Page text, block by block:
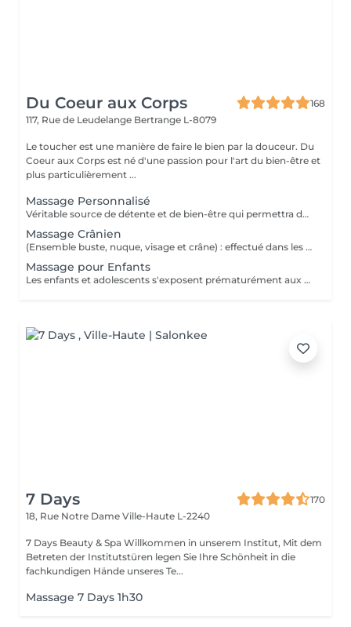
Du Coeur aux Corps
168
117, Rue de Leudelange Bertrange L-8079
Le toucher est une manière de faire le bien par la douceur. Du
Coeur aux Corps est né d'une passion pour l'art du bien-être et
plus particulièrement ...
Massage Personnalisé
Véritable source de détente et de bien-être qui permettra de retirer les noeuds musculaires tout en favorisant un état intense de relaxation, des pieds à la tête ou selon vos besoins et envie. Un moment de lâcher prise pour le corps et l'esprit.
Massage Crânien
(Ensemble buste, nuque, visage et crâne) : effectué dans les règles de l'art, le massage crânien possède de nombreuses vertus : il lutte contre la fatigue, il réduit le stress, il atténue les maux de tête, il combat les insomnies et il calme les tensions dans la nuque et le haut du dos. Un beau moment de déconnexion totale, de quoi vous vider complètement la tête.
Massage pour Enfants
Les enfants et adolescents s'exposent prématurément aux agitations du quotidien. Le massage constitue le début d'un apprentissage pour prendre soin de leur corps et de leur bien-être, dès leur plus jeune âge. Il favorise son développement et sa croissance et peut être une source de guérison et d'un bon équilibre pour son organisme. De quoi également lui donner confiance durant cette période de transition vers l'âge adulte.
7 Days
170
18, Rue Notre Dame Ville-Haute L-2240
7 Days Beauty & Spa Willkommen in unserem Institut, Mit dem
Betreten der Institutstüren legen Sie Ihre Schönheit in die
fachkundigen Hände unseres Te...
Massage 7 Days 1h30